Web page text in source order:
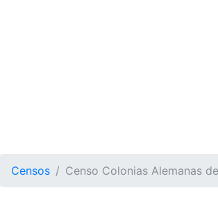
Censos Censo Colonias Alemanas